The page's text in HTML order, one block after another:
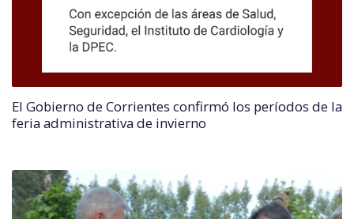
El Gobierno de Corrientes confirmó los períodos de la
feria administrativa de invierno